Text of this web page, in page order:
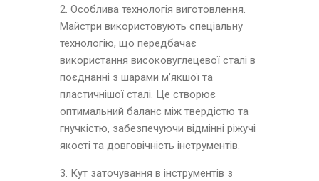
2. Особлива технологія виготовлення.
Майстри використовують спеціальну
технологію, що передбачає
використання високовуглецевої сталі в
поєднанні з шарами м’якшої та
пластичнішої сталі. Це створює
оптимальний баланс між твердістю та
гнучкістю, забезпечуючи відмінні ріжучі
якості та довговічність інструментів.
3. Кут заточування в інструментів з